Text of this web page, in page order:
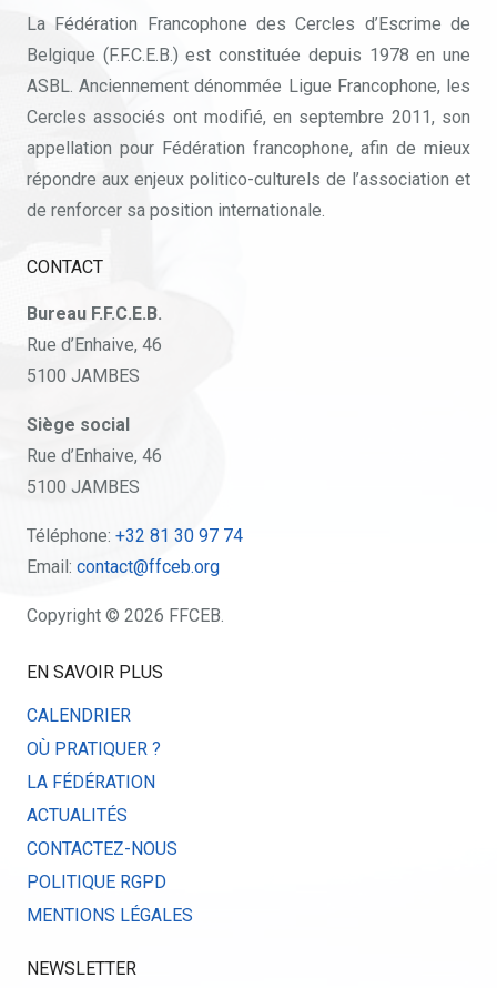
La Fédération Francophone des Cercles d’Escrime de
Belgique (F.F.C.E.B.) est constituée depuis 1978 en une
ASBL. Anciennement dénommée Ligue Francophone, les
Cercles associés ont modifié, en septembre 2011, son
appellation pour Fédération francophone, afin de mieux
répondre aux enjeux politico-culturels de l’association et
de renforcer sa position internationale.
CONTACT
Bureau F.F.C.E.B.
Rue d’Enhaive, 46
5100 JAMBES
Siège social
Rue d’Enhaive, 46
5100 JAMBES
Téléphone: +32 81 30 97 74
Email: contact@ffceb.org
Copyright © 2026 FFCEB.
EN SAVOIR PLUS
CALENDRIER
OÙ PRATIQUER ?
LA FÉDÉRATION
ACTUALITÉS
CONTACTEZ-NOUS
POLITIQUE RGPD
MENTIONS LÉGALES
NEWSLETTER